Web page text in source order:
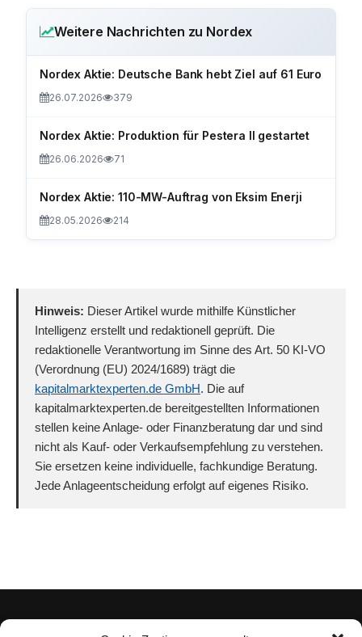
Weitere Nachrichten zu Nordex
Nordex Aktie: Deutsche Bank hebt Ziel auf 61 Euro
26.07.2026 379
Nordex Aktie: Produktion für Pestera II gestartet
26.06.2026 71
Nordex Aktie: 110-MW-Auftrag von Eksim Enerji
28.05.2026 214
Hinweis: Dieser Artikel wurde mithilfe Künstlicher
Intelligenz erstellt und redaktionell geprüft. Die
redaktionelle Verantwortung im Sinne des Art. 50 KI-VO
(Verordnung (EU) 2024/1689) trägt die
kapitalmarktexperten.de GmbH. Die auf
kapitalmarktexperten.de bereitgestellten Informationen
stellen keine Anlage- oder Finanzberatung dar und sind
nicht als Kauf- oder Verkaufsempfehlung zu verstehen.
Sie ersetzen keine individuelle, fachkundige Beratung.
Jede Anlageentscheidung erfolgt auf eigenes Risiko.